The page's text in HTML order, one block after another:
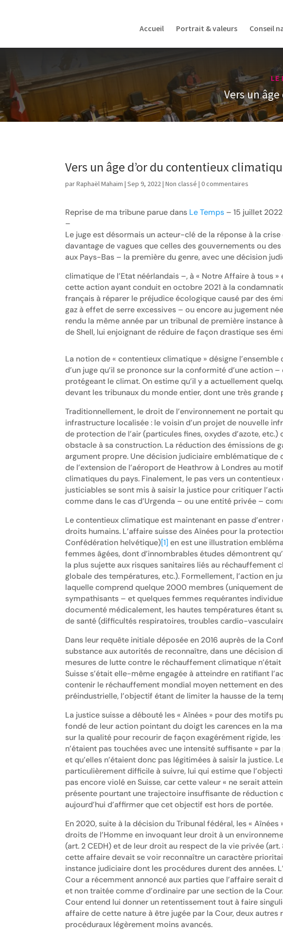
Accueil Portrait & valeurs Conseil
LE
Vers un
Vers un âge d’or du contentieux
parRaphaël Mahaim |Sep 9, 2022|Non classé |0 commentaires
Reprise de ma tribune parue dans Le Temps – 15 juillet 2022
–
Le juge est désormais un acteur-clé de la réponse à la
davantage de vagues que celles des gouvernements ou
aux Pays-Bas – la première du genre, avec une décision
climatique de l’Etat néérlandais –, à « Notre Affaire à tous »
cette action ayant conduit en octobre 2021 à la
français à réparer le préjudice écologique causé par des
gaz à effet de serre excessives – ou encore au jugement
rendu la même année par un tribunal de première instance
de Shell, lui enjoignant de réduire de façon drastique ses
La notion de « contentieux climatique » désigne
d’un juge qu’il se prononce sur la conformité d’une action
protégeant le climat. On estime qu’il y a actuellement
devant les tribunaux du monde entier, dont une très grande
Traditionnellement, le droit de l’environnement ne portait
infrastructure localisée : le voisin d’un projet de nouvelle
de protection de l’air (particules fines, oxydes d’azote,
obstacle à sa construction. La réduction des émissions de
argument propre. Une décision judiciaire emblématique
de l’extension de l’aéroport de Heathrow à Londres au
climatiques du pays. Finalement, le pas vers un
justiciables se sont mis à saisir la justice pour critiquer
comme dans le cas d’Urgenda – ou une entité privée –
Le contentieux climatique est maintenant en passe
droits humains. L’affaire suisse des Aînées pour la
Confédération helvétique)[1]en est une illustration
femmes âgées, dont d’innombrables études démontrent
la plus sujette aux risques sanitaires liés au réchauffement
globale des températures, etc.). Formellement, l’action en
laquelle comprend quelque 2000 membres (uniquement
sympathisants – et quelques femmes requérantes
documenté médicalement, les hautes températures étant
de santé (difficultés respiratoires, troubles cardio-
Dans leur requête initiale déposée en 2016 auprès de la
substance aux autorités de reconnaître, dans une décision
mesures de lutte contre le réchauffement climatique
Suisse s’était elle-même engagée à atteindre en ratifiant
contenir le réchauffement mondial moyen nettement en
préindustrielle, l’objectif étant de limiter la hausse de la
La justice suisse a débouté les « Aînées » pour des motifs
fondé de leur action pointant du doigt les carences en la
sur la qualité pour recourir de façon exagérément rigide,
n’étaient pas touchées avec une intensité suffisante » par
et qu’elles n’étaient donc pas légitimées à saisir la justice.
particulièrement difficile à suivre, lui qui estime que
pas encore violé en Suisse, car cette valeur « ne serait
présente pourtant une trajectoire insuffisante de réduction
aujourd’hui d’affirmer que cet objectif est hors de portée.
En 2020, suite à la décision du Tribunal fédéral, les «
droits de l’Homme en invoquant leur droit à un
(art. 2 CEDH) et de leur droit au respect de la vie privée
cette affaire devait se voir reconnaître un caractère
instance judiciaire dont les procédures durent des années.
Cour a récemment annoncé aux parties que l’affaire
et non traitée comme d’ordinaire par une section de la
Cour entend lui donner un retentissement tout à faire
affaire de cette nature à être jugée par la Cour, deux autres
procéduraux légèrement moins avancés.